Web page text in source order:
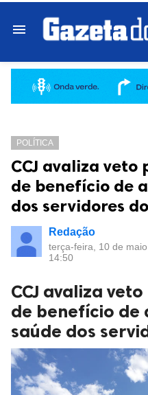
menu
POLÍTICA
CCJ avaliza
de benefício de
dos servidores do
Redação
terça-feira, 10 de
14:50
CCJ avaliza
de benefício de
saúde dos